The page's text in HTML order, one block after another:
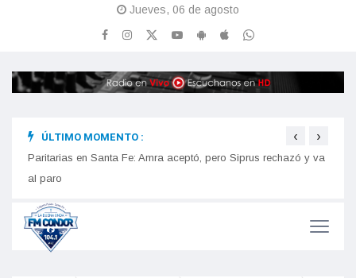
Jueves, 06 de agosto
ÚLTIMO MOMENTO :
Paritarias en Santa Fe: Amra aceptó, pero Siprus rechazó y va
al paro
Estrellas de Talleres inauguró sus nuevos sanitarios
‹ ›